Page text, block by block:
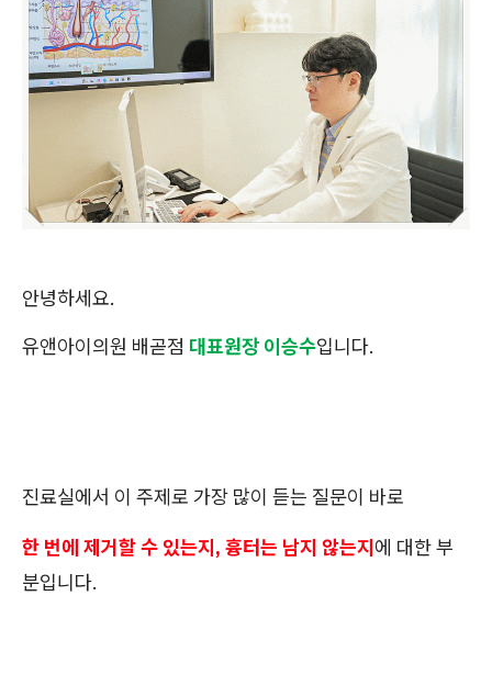
안녕하세요.
유앤아이의원 배곧점 대표원장 이승수입니다.
진료실에서 이 주제로 가장 많이 듣는 질문이 바로
한 번에 제거할 수 있는지, 흉터는 남지 않는지에 대한 부
분입니다.